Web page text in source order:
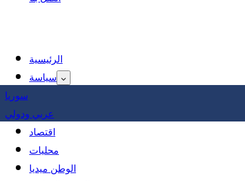
الرئيسية
سياسة
سوريا
عربي ودولي
اقتصاد
محليات
الوطن ميديا